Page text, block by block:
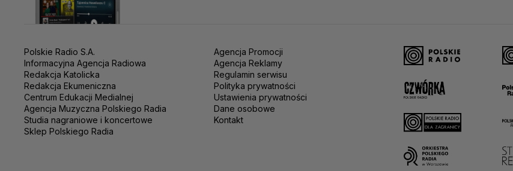
Polskie Radio S.A.
Informacyjna Agencja Radiowa
Redakcja Katolicka
Redakcja Ekumeniczna
Centrum Edukacji Medialnej
Agencja Muzyczna Polskiego Radia
Studia nagraniowe i koncertowe
Sklep Polskiego Radia
Agencja Promocji
Agencja Reklamy
Regulamin serwisu
Polityka prywatności
Ustawienia prywatności
Dane osobowe
Kontakt